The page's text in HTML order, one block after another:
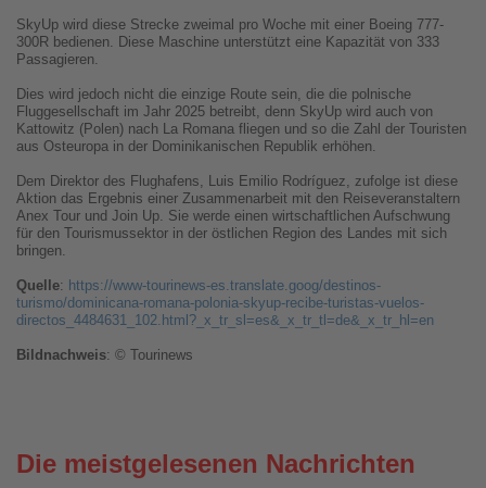
SkyUp wird diese Strecke zweimal pro Woche mit einer Boeing 777-
300R bedienen. Diese Maschine unterstützt eine Kapazität von 333
Passagieren.
Dies wird jedoch nicht die einzige Route sein, die die polnische
Fluggesellschaft im Jahr 2025 betreibt, denn SkyUp wird auch von
Kattowitz (Polen) nach La Romana fliegen und so die Zahl der Touristen
aus Osteuropa in der Dominikanischen Republik erhöhen.
Dem Direktor des Flughafens, Luis Emilio Rodríguez, zufolge ist diese
Aktion das Ergebnis einer Zusammenarbeit mit den Reiseveranstaltern
Anex Tour und Join Up. Sie werde einen wirtschaftlichen Aufschwung
für den Tourismussektor in der östlichen Region des Landes mit sich
bringen.
Quelle: https://www-tourinews-es.translate.goog/destinos-
turismo/dominicana-romana-polonia-skyup-recibe-turistas-vuelos-
directos_4484631_102.html?_x_tr_sl=es&_x_tr_tl=de&_x_tr_hl=en
Bildnachweis: © Tourinews
Die meistgelesenen Nachrichten